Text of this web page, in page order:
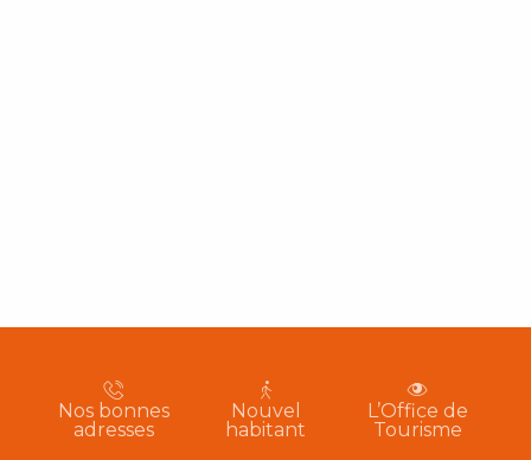
Nos bonnes
adresses
Nouvel
habitant
L’Office de
Tourisme